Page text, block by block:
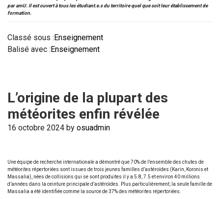
par amU. Il est ouvert à tous les étudiant.e.s du territoire quel que soit leur établissement de
formation.
Classé sous :Enseignement
Balisé avec :Enseignement
L’origine de la plupart des
météorites enfin révélée
16 octobre 2024 by osuadmin
Une équipe de recherche internationale a démontré que 70% de l’ensemble des chutes de
météorites répertoriées sont issues de trois jeunes familles d’astéroïdes (Karin, Koronis et
Massalia), nées de collisions qui se sont produites il y a 5.8, 7.5 et environ 40 millions
d’années dans la ceinture principale d’astéroïdes. Plus particulièrement, la seule famille de
Massalia a été identifiée comme la source de 37% des météorites répertoriées.